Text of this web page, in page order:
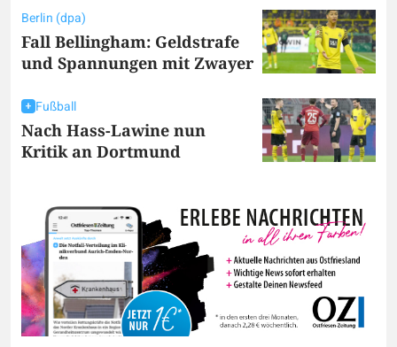
Berlin (dpa)
Fall Bellingham: Geldstrafe
und Spannungen mit Zwayer
Fußball
Nach Hass-Lawine nun
Kritik an Dortmund